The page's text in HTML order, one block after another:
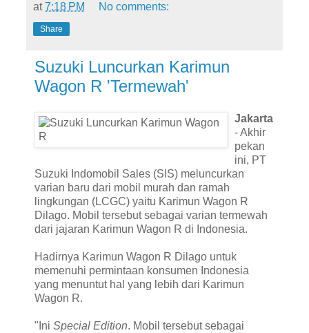
at7:18 PM No comments:
Share
Suzuki Luncurkan Karimun
Wagon R 'Termewah'
Jakarta
- Akhir
pekan
ini, PT
Suzuki Indomobil Sales (SIS) meluncurkan
varian baru dari mobil murah dan ramah
lingkungan (LCGC) yaitu Karimun Wagon R
Dilago. Mobil tersebut sebagai varian termewah
dari jajaran Karimun Wagon R di Indonesia.
Hadirnya Karimun Wagon R Dilago untuk
memenuhi permintaan konsumen Indonesia
yang menuntut hal yang lebih dari Karimun
Wagon R.
"Ini Special Edition. Mobil tersebut sebagai